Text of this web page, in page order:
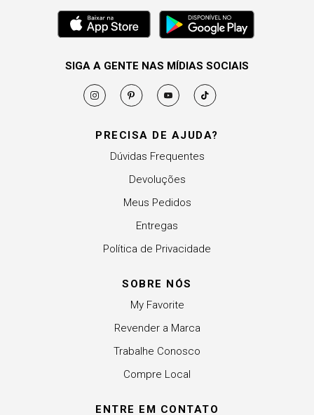
PRECISA DE AJUDA?
Dúvidas Frequentes
Devoluções
Meus Pedidos
Entregas
Política de Privacidade
SOBRE NÓS
My Favorite
Revender a Marca
Trabalhe Conosco
Compre Local
ENTRE EM CONTATO
SIGA A GENTE NAS MÍDIAS SOCIAIS